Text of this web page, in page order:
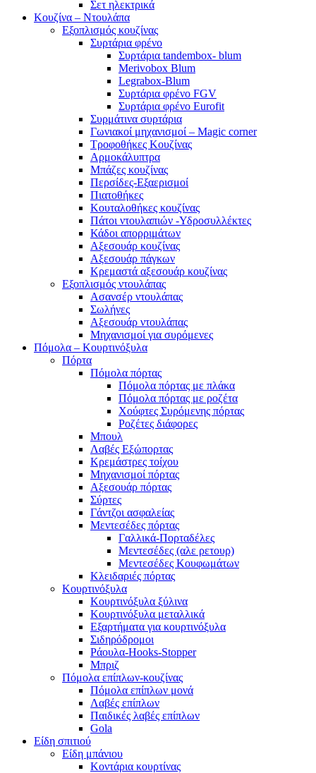
Σετ ηλεκτρικά
Κουζίνα – Ντουλάπα
Εξοπλισμός κουζίνας
Συρτάρια φρένο
Συρτάρια tandembox- blum
Merivobox Blum
Legrabox-Blum
Συρτάρια φρένο FGV
Συρτάρια φρένο Eurofit
Συρμάτινα συρτάρια
Γωνιακοί μηχανισμοί – Magic corner
Τροφοθήκες Κουζίνας
Αρμοκάλυπτρα
Μπάζες κουζίνας
Περσίδες-Εξαερισμοί
Πιατοθήκες
Κουταλοθήκες κουζίνας
Πάτοι ντουλαπιών -Υδροσυλλέκτες
Κάδοι απορριμάτων
Αξεσουάρ κουζίνας
Αξεσουάρ πάγκων
Κρεμαστά αξεσουάρ κουζίνας
Εξοπλισμός ντουλάπας
Ασανσέρ ντουλάπας
Σωλήνες
Αξεσουάρ ντουλάπας
Μηχανισμοί για συρόμενες
Πόμολα – Κουρτινόξυλα
Πόρτα
Πόμολα πόρτας
Πόμολα πόρτας με πλάκα
Πόμολα πόρτας με ροζέτα
Χούφτες Συρόμενης πόρτας
Ροζέτες διάφορες
Μπουλ
Λαβές Εξώπορτας
Κρεμάστρες τοίχου
Μηχανισμοί πόρτας
Αξεσουάρ πόρτας
Σύρτες
Γάντζοι ασφαλείας
Μεντεσέδες πόρτας
Γαλλικά-Πορταδέλες
Μεντεσέδες (αλε ρετουρ)
Μεντεσέδες Κουφωμάτων
Κλειδαριές πόρτας
Κουρτινόξυλα
Κουρτινόξυλα ξύλινα
Κουρτινόξυλα μεταλλικά
Εξαρτήματα για κουρτινόξυλα
Σιδηρόδρομοι
Ράουλα-Hooks-Stopper
Μπριζ
Πόμολα επίπλων-κουζίνας
Πόμολα επίπλων μονά
Λαβές επίπλων
Παιδικές λαβές επίπλων
Gola
Είδη σπιτιού
Είδη μπάνιου
Κοντάρια κουρτίνας